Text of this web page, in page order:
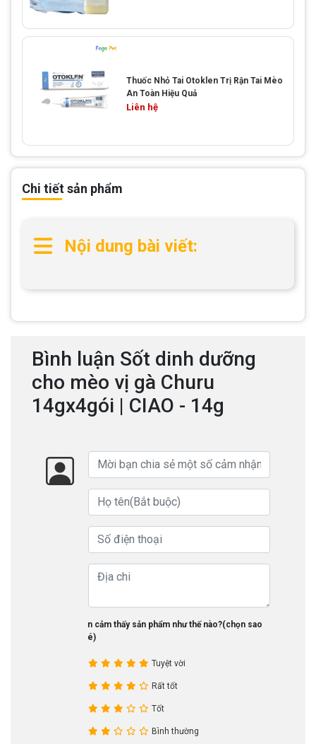
Chi tiết sản phẩm
Nội dung bài viết:
Bình luận Sốt dinh dưỡng
cho mèo vị gà Churu
14gx4gói | CIAO - 14g
Bạn cảm thấy sản phẩm như thế nào?(chọn sao
nhé)
Tuyệt vời
Rất tốt
Tốt
Bình thường
Thuốc Nhỏ Tai Otoklen Trị Rận Tai Mèo
An Toàn Hiệu Quả
Liên hệ